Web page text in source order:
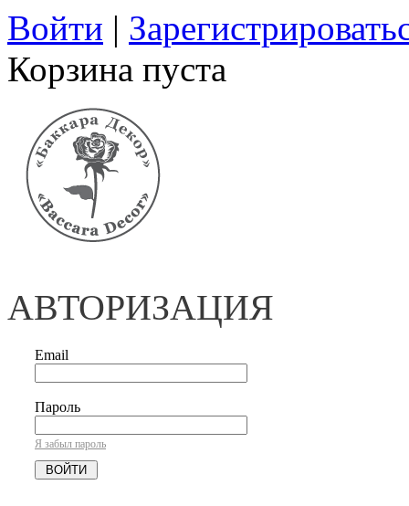
Войти |
Корзина пуста
АВТОРИЗАЦИЯ
Email
Пароль
Я забыл пароль